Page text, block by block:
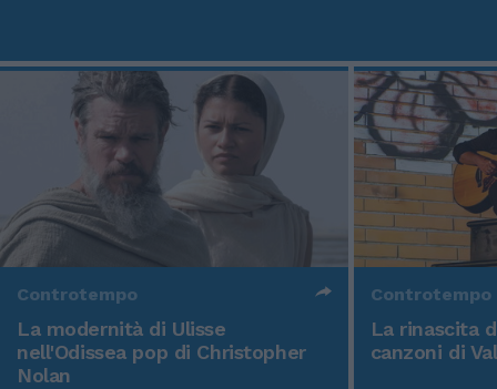
Controtempo
La modernità di Ulisse
nell'Odissea pop di Christopher
Nolan
Controtempo
La rinascita
canzoni di